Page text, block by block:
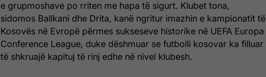
e grupmoshave po rriten me hapa të sigurt. Klubet tona,
sidomos Ballkani dhe Drita, kanë ngritur imazhin e kampionatit të
Kosovës në Evropë përmes sukseseve historike në UEFA Europa
Conference League, duke dëshmuar se futbolli kosovar ka filluar
të shkruajë kapituj të rinj edhe në nivel klubesh.